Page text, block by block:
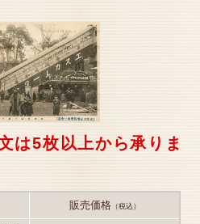
は5枚以上から承りま
販売価格（税込）